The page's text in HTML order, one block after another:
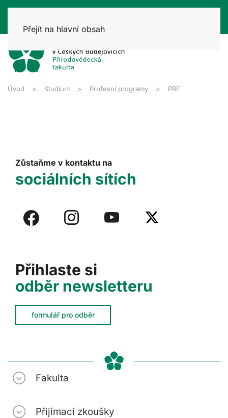
Přejít na hlavní obsah
Úvod Studium Profesní programy PRF
Přihlaste si
odběr newsletteru
formulář pro odběr
Zůstaňme v kontaktu na
sociálních sítích
Fakulta
Přijímací zkoušky